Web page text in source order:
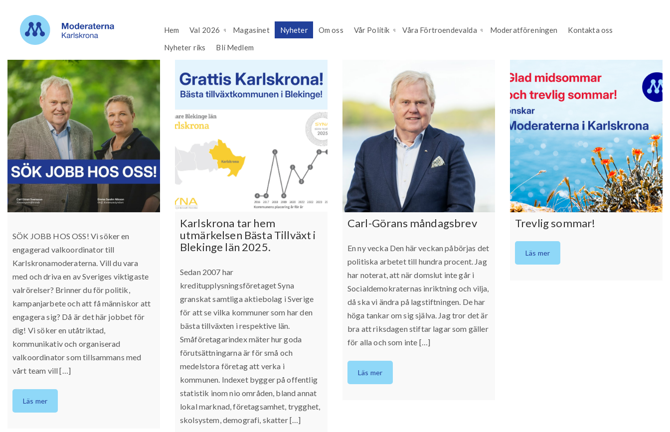
Hem Val 2026 Magasinet Nyheter Om oss Vår Politik Våra Förtroendevalda Moderatföreningen
Kontakta oss
Nyheter riks
Bli Medlem
SÖK JOBB HOS OSS! Vi söker en
engagerad valkoordinator till
Karlskronamoderaterna. Vill du vara
med och driva en av Sveriges viktigaste
valrörelser? Brinner du för politik,
kampanjarbete och att få människor att
engagera sig? Då är det här jobbet för
dig! Vi söker en utåtriktad,
kommunikativ och organiserad
valkoordinator som tillsammans med
vårt team vill […]
Läs mer
Karlskrona tar hem
utmärkelsen Bästa Tillväxt i
Blekinge län 2025.
Sedan 2007 har
kreditupplysningsföretaget Syna
granskat samtliga aktiebolag i Sverige
för att se vilka kommuner som har den
bästa tillväxten i respektive län.
Småföretagarindex mäter hur goda
förutsättningarna är för små och
medelstora företag att verka i
kommunen. Indexet bygger på offentlig
statistik inom nio områden, bland annat
lokal marknad, företagsamhet, trygghet,
skolsystem, demografi, skatter […]
Carl-Görans måndagsbrev
En ny vecka Den här veckan påbörjas det
politiska arbetet till hundra procent. Jag
har noterat, att när domslut inte går i
Socialdemokraternas inriktning och vilja,
då ska vi ändra på lagstiftningen. De har
höga tankar om sig själva. Jag tror det är
bra att riksdagen stiftar lagar som gäller
för alla och som inte […]
Läs mer
Trevlig sommar!
Läs mer